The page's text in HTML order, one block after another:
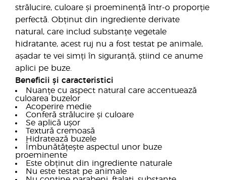
strălucire, culoare și proeminență într-o proporție
perfectă. Obținut din ingrediente derivate
natural, care includ substanțe vegetale
hidratante, acest ruj nu a fost testat pe animale,
așadar te vei simți în siguranță, știind ce anume
aplici pe buze.
Beneficii și caracteristici
Nuanțe cu aspect natural care accentuează
culoarea buzelor
Acoperire medie
Conferă strălucire și culoare
Se aplică ușor
Textură cremoasă
Hidratează buzele
Îmbunătățește aspectul unor buze
proeminente
Este obținut din ingrediente naturale
Nu este testat pe animale